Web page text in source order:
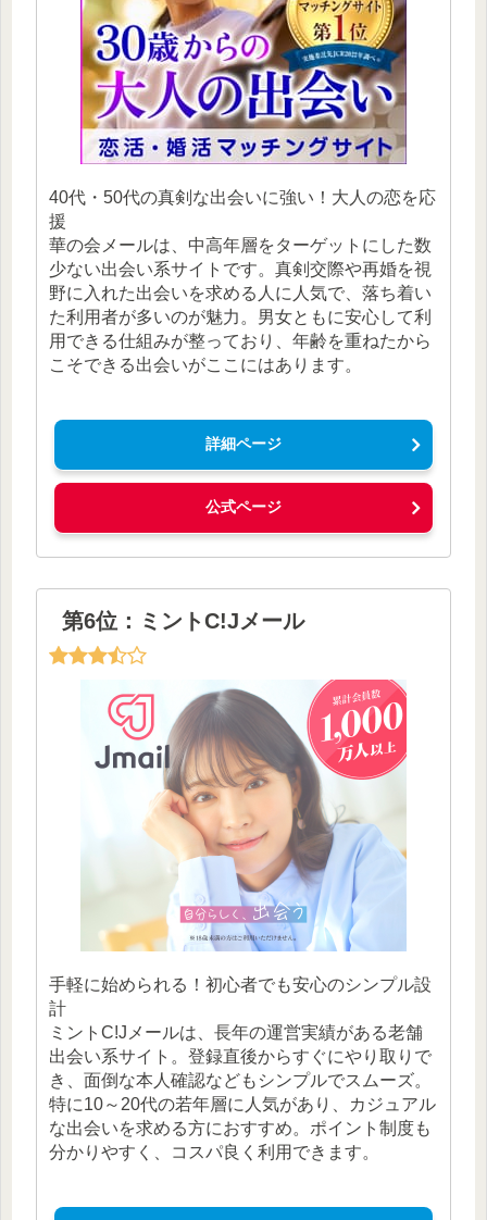
40代・50代の真剣な出会いに強い！大人の恋を応
援
華の会メールは、中高年層をターゲットにした数
少ない出会い系サイトです。真剣交際や再婚を視
野に入れた出会いを求める人に人気で、落ち着い
た利用者が多いのが魅力。男女ともに安心して利
用できる仕組みが整っており、年齢を重ねたから
こそできる出会いがここにはあります。
詳細ページ
公式ページ
第6位：ミントC!Jメール
手軽に始められる！初心者でも安心のシンプル設
計
ミントC!Jメールは、長年の運営実績がある老舗
出会い系サイト。登録直後からすぐにやり取りで
き、面倒な本人確認などもシンプルでスムーズ。
特に10～20代の若年層に人気があり、カジュアル
な出会いを求める方におすすめ。ポイント制度も
分かりやすく、コスパ良く利用できます。